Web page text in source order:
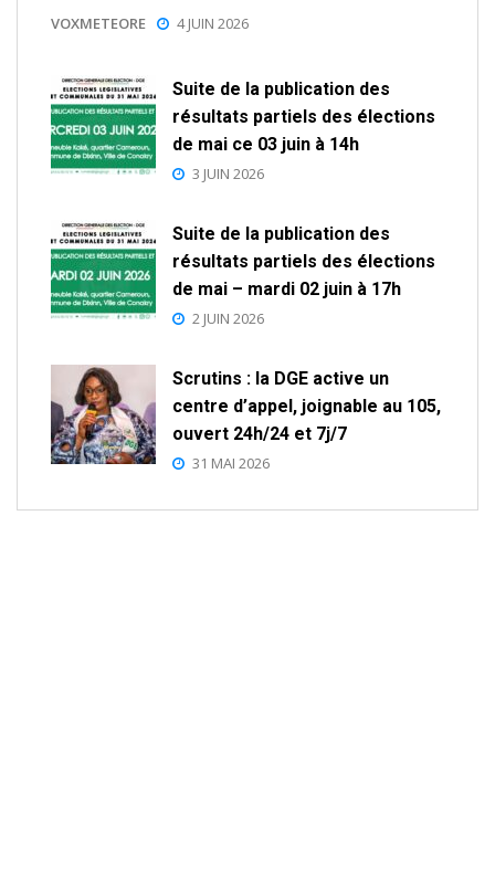
VOXMETEORE 4 JUIN 2026
Suite de la publication des
résultats partiels des élections
de mai ce 03 juin à 14h
3 JUIN 2026
Suite de la publication des
résultats partiels des élections
de mai – mardi 02 juin à 17h
2 JUIN 2026
Scrutins : la DGE active un
centre d’appel, joignable au 105,
ouvert 24h/24 et 7j/7
31 MAI 2026